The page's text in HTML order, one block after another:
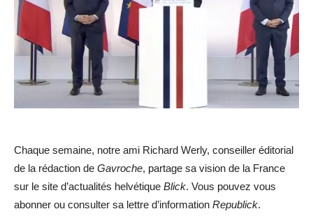
Chaque semaine, notre ami Richard Werly, conseiller éditorial
de la rédaction de Gavroche, partage sa vision de la France
sur le site d’actualités helvétique Blick. Vous pouvez vous
abonner ou consulter sa lettre d’information Republick.